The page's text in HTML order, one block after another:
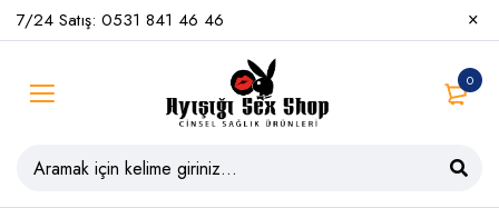
7/24 Satış: 0531 841 46 46
0